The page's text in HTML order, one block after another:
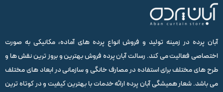
آبان پرده در زمینه تولید و فروش انواع پرده های آماده، مکانیکی به صورت
اختصاصی فعالیت می کند. رسالت آبان پرده فروش بهترین و بروز ترین نقش ها و
طرح های مختلف برای استفاده در مصارف خانگی و سازمانی در ابعاد های مختلف
می باشد. شعار همیشگی آبان پرده ارائه خدمات با بهترین کیفیت و در کوتاه ترین